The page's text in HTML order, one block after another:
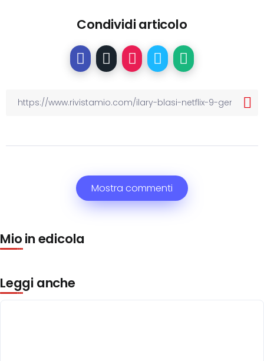
Condividi articolo
Mostra commenti
Mio in edicola
Leggi anche